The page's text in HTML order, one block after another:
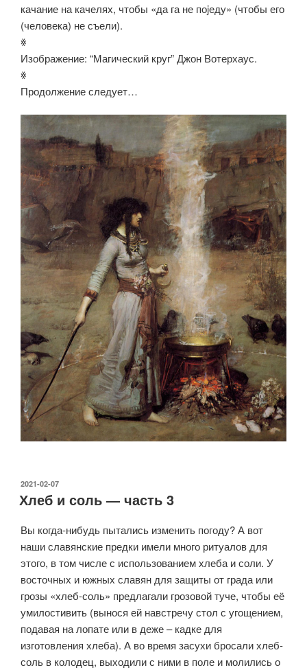
качание на качелях, чтобы «да га не поjеду» (чтобы его
(человека) не съели).
ꏍ
Изображение: “Магический круг” Джон Вотерхаус.
ꏍ
Продолжение следует…
ОПУБЛИКОВАНО
2021-02-07
Хлеб и соль — часть 3
Вы когда-нибудь пытались изменить погоду? А вот
наши славянские предки имели много ритуалов для
этого, в том числе с использованием хлеба и соли. У
восточных и южных славян для защиты от града или
грозы «хлеб-соль» предлагали грозовой туче, чтобы её
умилостивить (вынося ей навстречу стол с угощением,
подавая на лопате или в деже – кадке для
изготовления хлеба). А во время засухи бросали хлеб-
соль в колодец, выходили с ними в поле и молились о